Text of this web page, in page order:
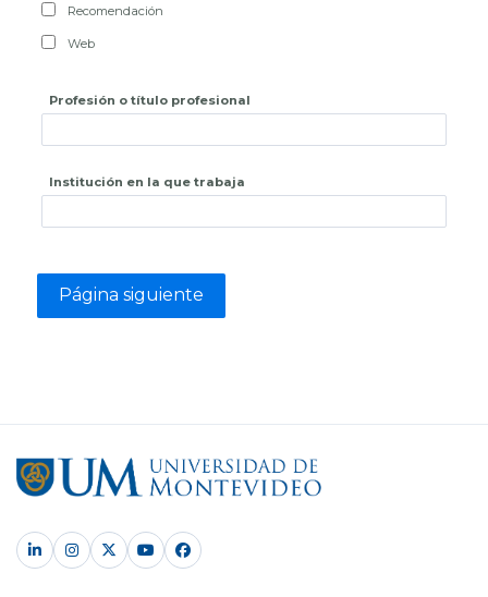
Recomendación
Web
Profesión o título profesional
Institución en la que trabaja